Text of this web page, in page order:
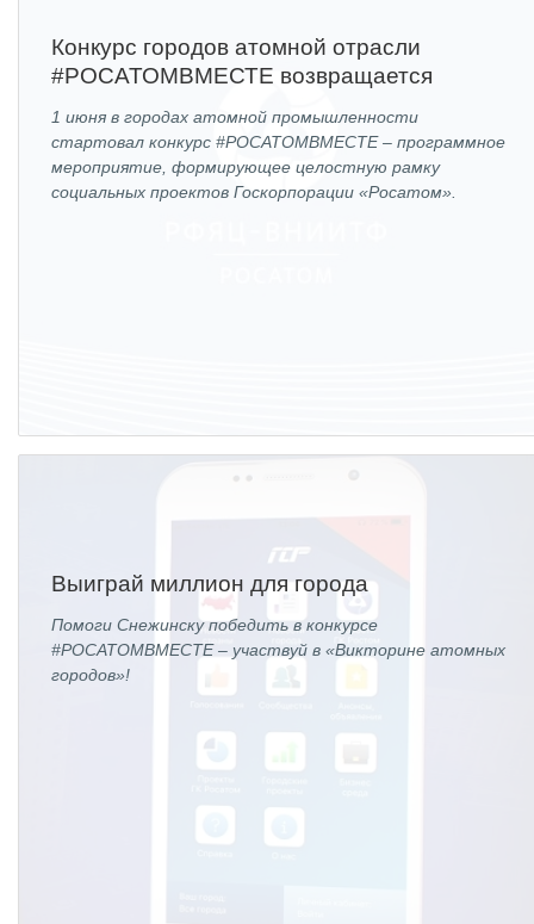
ВЫСТАВКИ
ОБРАЗОВАНИЕ/КАРЬЕРА
Оформление анкетного материала РФЯЦ
Практика для студентов
Конкурс городов атомной отрасли
#РОСАТОМВМЕСТЕ возвращается
1 июня в городах атомной промышленности
стартовал конкурс #РОСАТОМВМЕСТЕ – программное
мероприятие, формирующее целостную рамку
социальных проектов Госкорпорации «Росатом».
Выиграй миллион для города
Помоги Снежинску победить в конкурсе
#РОСАТОМВМЕСТЕ – участвуй в «Викторине атомных
городов»!